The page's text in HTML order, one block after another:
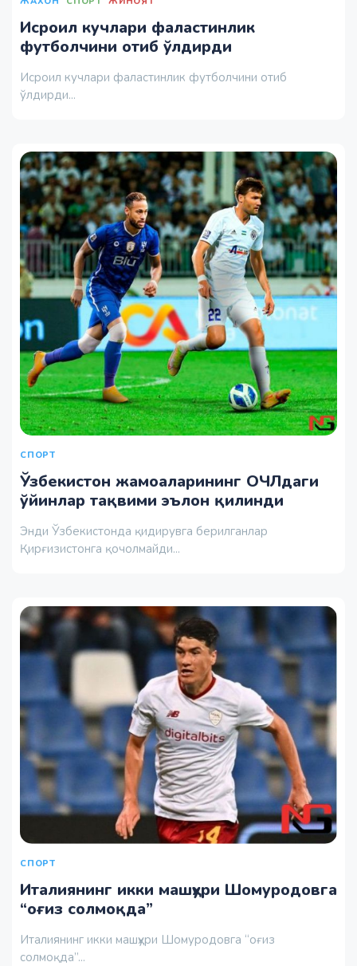
Исроил кучлари фаластинлик
футболчини отиб ўлдирди
Исроил кучлари фаластинлик футболчини отиб
ўлдирди...
СПОРТ
Ўзбекистон жамоаларининг ОЧЛдаги
ўйинлар тақвими эълон қилинди
Энди Ўзбекистонда қидирувга берилганлар
Қирғизистонга қочолмайди...
СПОРТ
Италиянинг икки машҳури Шомуродовга
“оғиз солмоқда”
Италиянинг икки машҳури Шомуродовга “оғиз
солмоқда”...